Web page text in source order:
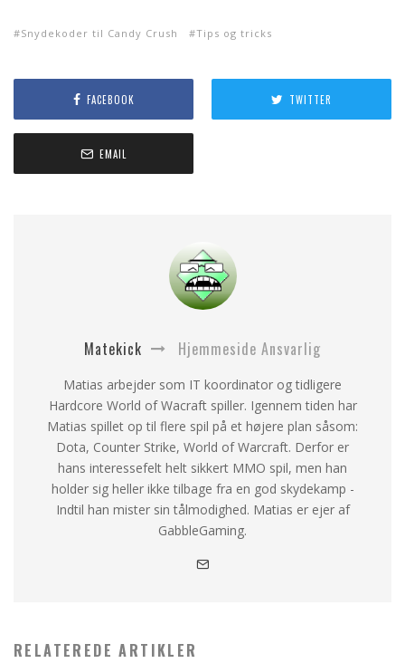
Snydekoder til Candy Crush Tips og tricks
FACEBOOK TWITTER
EMAIL
Matekick Hjemmeside Ansvarlig
Matias arbejder som IT koordinator og tidligere
Hardcore World of Wacraft spiller. Igennem tiden har
Matias spillet op til flere spil på et højere plan såsom:
Dota, Counter Strike, World of Warcraft. Derfor er
hans interessefelt helt sikkert MMO spil, men han
holder sig heller ikke tilbage fra en god skydekamp -
Indtil han mister sin tålmodighed. Matias er ejer af
GabbleGaming.
RELATEREDE ARTIKLER